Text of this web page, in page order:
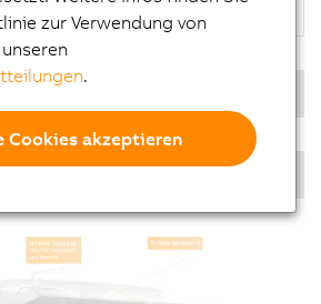
zur Verwendung von
.
Cookies akzeptieren